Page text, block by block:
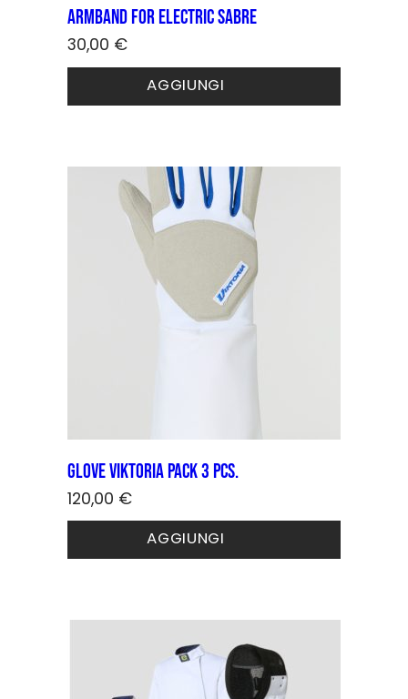
Armband for electric sabre
30,00 €
AGGIUNGI
Glove VIKTORIA PACK 3 pcs.
120,00 €
AGGIUNGI
Questo
ha
opzioni